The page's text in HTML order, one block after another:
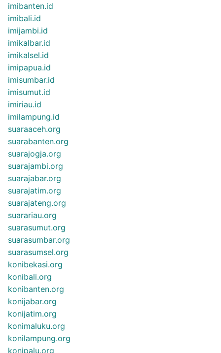
imibanten.id
imibali.id
imijambi.id
imikalbar.id
imikalsel.id
imipapua.id
imisumbar.id
imisumut.id
imiriau.id
imilampung.id
suaraaceh.org
suarabanten.org
suarajogja.org
suarajambi.org
suarajabar.org
suarajatim.org
suarajateng.org
suarariau.org
suarasumut.org
suarasumbar.org
suarasumsel.org
konibekasi.org
konibali.org
konibanten.org
konijabar.org
konijatim.org
konimaluku.org
konilampung.org
konipalu.org